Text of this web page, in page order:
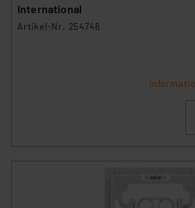
International
Artikel-Nr. 254746